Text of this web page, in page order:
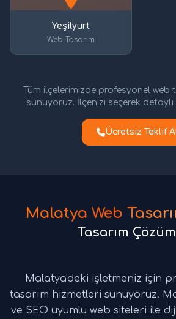
Yeşilyurt
Web Tasarım
Tüm ilçelerimizde profesyonel web
sunuyoruz. İlçenizi seçerek
Ücretsiz Teklif
Malatya Web
Tasarım
Malatya'deki işletmeniz için
tasarım hizmetleri sunuyoruz.
ve SEO uyumlu web siteleri ile